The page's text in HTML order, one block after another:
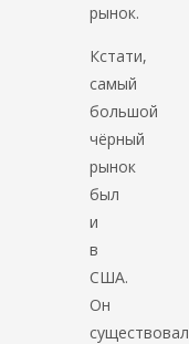
рынок.
Кстати,
самый
большой
чёрный
рынок
был
и
в
США.
Он
существовал